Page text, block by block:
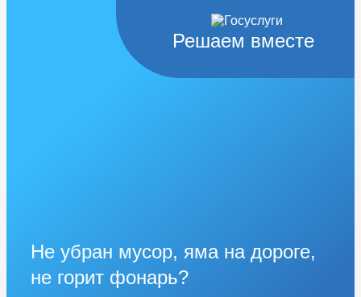
Решаем вместе
Не убран мусор, яма на дороге,
не горит фонарь?